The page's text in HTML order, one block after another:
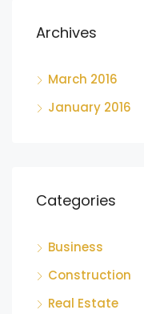
Archives
March 2016
January 2016
Categories
Business
Construction
Real Estate